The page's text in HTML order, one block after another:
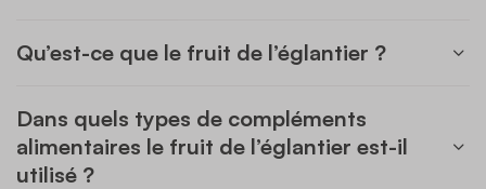
Qu’est-ce que le fruit de l’églantier ?
Dans quels types de compléments
alimentaires le fruit de l’églantier est-il
utilisé ?